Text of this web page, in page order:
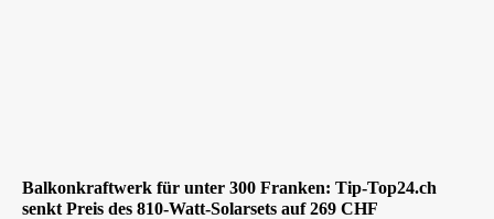
Balkonkraftwerk für unter 300 Franken: Tip-Top24.ch
senkt Preis des 810-Watt-Solarsets auf 269 CHF